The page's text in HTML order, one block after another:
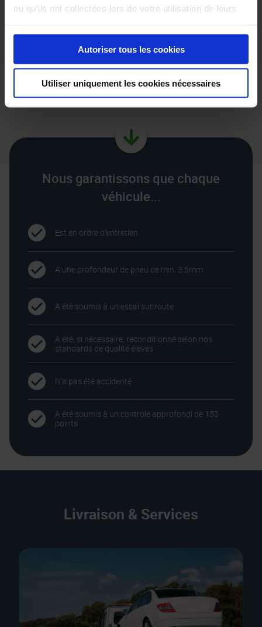
ou qu'ils ont collectées lors de votre utilisation de leurs
Autoriser tous les cookies
Utiliser uniquement les cookies nécessaires
Garanties
Nous garantissons que chaque
véhicule...
Est en ordre d’entretien
A une profondeur de pneu de min. 3.5mm
A été soumis à un essai sur route
A été, si nécessaire, reconditionné selon nos
standards de qualité élevés
N’a pas été accidenté
A été soumis à un controle approfondi de 150
points
Livraison & Services